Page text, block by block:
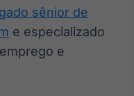
sênior de
e especializado
e